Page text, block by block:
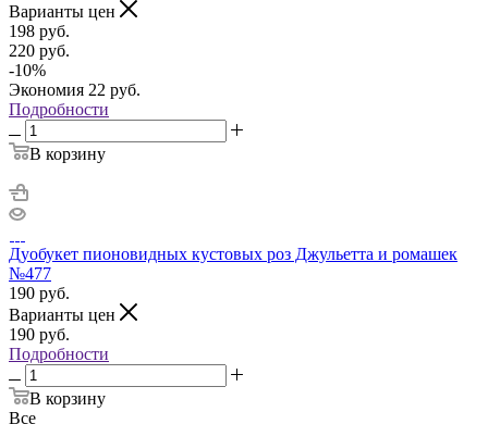
Варианты цен
198 руб.
220 руб.
-10%
Экономия 22 руб.
Подробности
В корзину
Дуобукет пионовидных кустовых роз Джульетта и ромашек
№477
190 руб.
Варианты цен
190 руб.
Подробности
В корзину
Все